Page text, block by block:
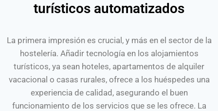
turísticos automatizados
La primera impresión es crucial, y más en el sector de la
hostelería. Añadir tecnología en los alojamientos
turísticos, ya sean hoteles, apartamentos de alquiler
vacacional o casas rurales, ofrece a los huéspedes una
experiencia de calidad, asegurando el buen
funcionamiento de los servicios que se les ofrece. La